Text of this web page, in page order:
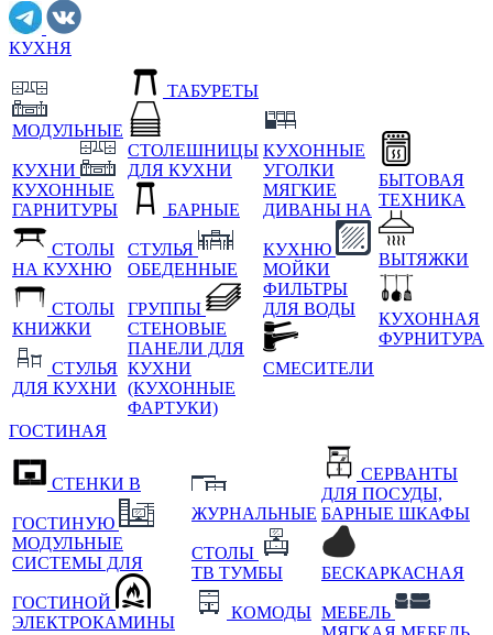
КУХНЯ
МОДУЛЬНЫЕ
КУХНИ
КУХОННЫЕ
ГАРНИТУРЫ
СТОЛЫ
НА КУХНЮ
СТОЛЫ
КНИЖКИ
СТУЛЬЯ
ДЛЯ КУХНИ
ТАБУРЕТЫ
СТОЛЕШНИЦЫ
ДЛЯ КУХНИ
БАРНЫЕ
СТУЛЬЯ
ОБЕДЕННЫЕ
ГРУППЫ
СТЕНОВЫЕ
ПАНЕЛИ ДЛЯ
КУХНИ
(КУХОННЫЕ
ФАРТУКИ)
КУХОННЫЕ
УГОЛКИ
МЯГКИЕ
ДИВАНЫ НА
КУХНЮ
МОЙКИ
ФИЛЬТРЫ
ДЛЯ ВОДЫ
СМЕСИТЕЛИ
БЫТОВАЯ
ТЕХНИКА
ВЫТЯЖКИ
КУХОННАЯ
ФУРНИТУРА
ГОСТИНАЯ
СТЕНКИ В
ГОСТИНУЮ
МОДУЛЬНЫЕ
СИСТЕМЫ ДЛЯ
ГОСТИНОЙ
ЭЛЕКТРОКАМИНЫ
ЖУРНАЛЬНЫЕ
СТОЛЫ
ТВ ТУМБЫ
КОМОДЫ
СЕРВАНТЫ
ДЛЯ ПОСУДЫ,
БАРНЫЕ ШКАФЫ
БЕСКАРКАСНАЯ
МЕБЕЛЬ